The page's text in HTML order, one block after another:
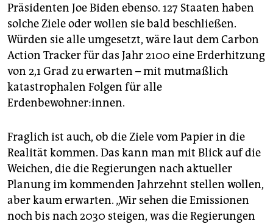
Präsidenten Joe Biden ebenso. 127 Staaten haben
solche Ziele oder wollen sie bald beschließen.
Würden sie alle umgesetzt, wäre laut dem Carbon
Action Tracker für das Jahr 2100 eine Erderhitzung
von 2,1 Grad zu erwarten – mit mutmaßlich
katastrophalen Folgen für alle
Erdenbewohner:innen.
Fraglich ist auch, ob die Ziele vom Papier in die
Realität kommen. Das kann man mit Blick auf die
Weichen, die die Regierungen nach aktueller
Planung im kommenden Jahrzehnt stellen wollen,
aber kaum erwarten. „Wir sehen die Emissionen
noch bis nach 2030 steigen, was die Regierungen